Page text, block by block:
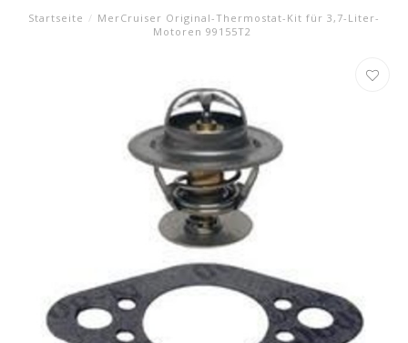
Startseite / MerCruiser Original-Thermostat-Kit für 3,7-Liter-
Motoren 99155T2